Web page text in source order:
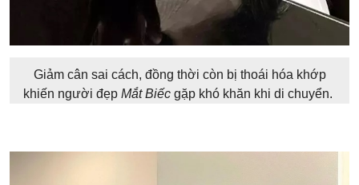
Giảm cân sai cách, đồng thời còn bị thoái hóa khớp
khiến người đẹp Mắt Biếc gặp khó khăn khi di chuyển.